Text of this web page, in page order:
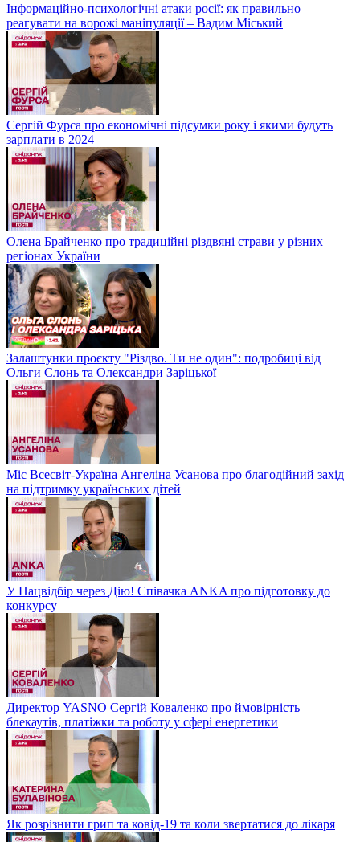
Інформаційно-психологічні атаки росії: як правильно
реагувати на ворожі маніпуляції – Вадим Міський
Сергій Фурса про економічні підсумки року і якими будуть
зарплати в 2024
Олена Брайченко про традиційні різдвяні страви у різних
регіонах України
Залаштунки проєкту "Різдво. Ти не один": подробиці від
Ольги Слонь та Олександри Заріцької
Міс Всесвіт-Україна Ангеліна Усанова про благодійний захід
на підтримку українських дітей
У Нацвідбір через Дію! Співачка ANKA про підготовку до
конкурсу
Директор YASNO Сергій Коваленко про ймовірність
блекаутів, платіжки та роботу у сфері енергетики
Як розрізнити грип та ковід-19 та коли звертатися до лікаря